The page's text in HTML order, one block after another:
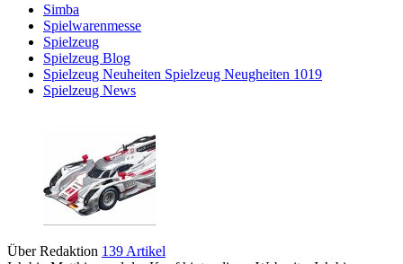
Simba
Spielwarenmesse
Spielzeug
Spielzeug Blog
Spielzeug Neuheiten Spielzeug Neugheiten 1019
Spielzeug News
Über Redaktion 139 Artikel